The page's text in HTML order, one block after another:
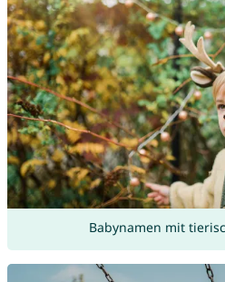
Babynamen mit